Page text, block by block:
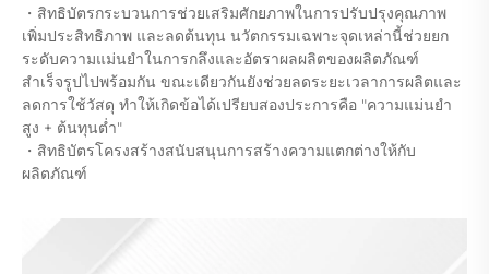
・สิทธิบัตรกระบวนการช่วยเสริมศักยภาพในการปรับปรุงคุณภาพ
เพิ่มประสิทธิภาพ และลดต้นทุน นวัตกรรมเฉพาะจุดเหล่านี้ช่วยยก
ระดับความแม่นยำในการกลึงและอัตราผลผลิตของผลิตภัณฑ์
สำเร็จรูปไปพร้อมกัน ขณะเดียวกันยังช่วยลดระยะเวลาการผลิตและ
ลดการใช้วัสดุ ทำให้เกิดข้อได้เปรียบสองประการคือ "ความแม่นยำ
สูง + ต้นทุนต่ำ"
・สิทธิบัตรโครงสร้างสนับสนุนการสร้างความแตกต่างให้กับ
ผลิตภัณฑ์